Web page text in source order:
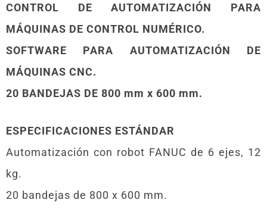
CONTROL DE AUTOMATIZACIÓN PARA
MÁQUINAS DE CONTROL NUMÉRICO.
SOFTWARE PARA AUTOMATIZACIÓN DE
MÁQUINAS CNC.
20 BANDEJAS DE 800 mm x 600 mm.
ESPECIFICACIONES ESTÁNDAR
Automatización con robot FANUC de 6 ejes, 12
kg.
20 bandejas de 800 x 600 mm.